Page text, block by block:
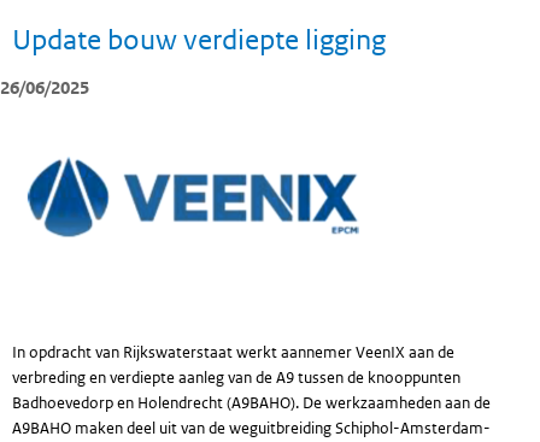
Update bouw verdiepte ligging
26/06/2025
In opdracht van Rijkswaterstaat werkt aannemer VeenIX aan de
verbreding en verdiepte aanleg van de A9 tussen de knooppunten
Badhoevedorp en Holendrecht (A9BAHO). De werkzaamheden aan de
A9BAHO maken deel uit van de weguitbreiding Schiphol-Amsterdam-